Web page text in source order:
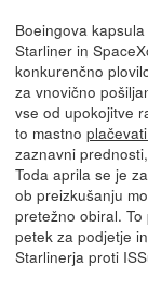
Boeingova kapsula
Starliner in
konkurenčno
za vnovično
vse od upokojitve
to mastno
zaznavni
Toda aprila se je
ob preizkušanju
pretežno obiral.
petek za podjetje
Starlinerja proti